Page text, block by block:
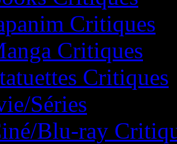
Critiques
Critiques
Critiques
Séries
Blu-ray